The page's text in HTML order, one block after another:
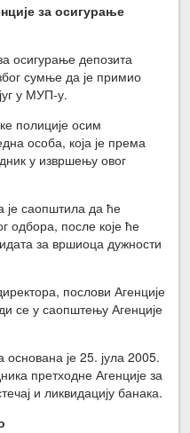
за осигурање
осигурање депозита
сумње да је примио
у МУП-у.
полиције осим
особа, која је према
у извршењу овог
је саопштила да ће
одбора, после које ће
за вршиоца дужности
послови Агенције
се у саопштењу Агенције
основана је 25. јула 2005.
претходне Агенције за
и ликвидацију банака.